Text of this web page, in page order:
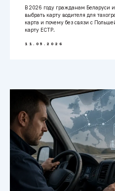
В 2026 году гражданам Беларуси
выбрать карту водителя для
карта и почему без связи с
карту ЕСТР.
11.05.2026